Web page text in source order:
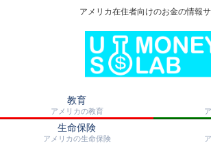
アメリカ在住者向けのお金の情報サ
教育
アメリカの教育
生命保険
アメリカの生命保険